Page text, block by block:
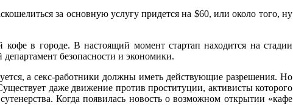
за основную услугу придется на $60, или около того, ну
в городе. В настоящий момент стартап находится на стадии
безопасности и экономики.
а секс-работники должны иметь действующие разрешения. Но
даже движение против проституции, активисты которого
Когда появилась новость о возможном открытии «кафе